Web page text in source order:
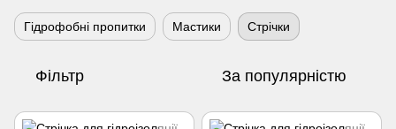
Гідрофобні пропитки Мастики Стрічки
Фільтр За популярністю